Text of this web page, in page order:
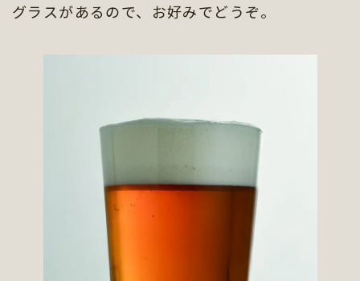
グラスがあるので、お好みでどうぞ。